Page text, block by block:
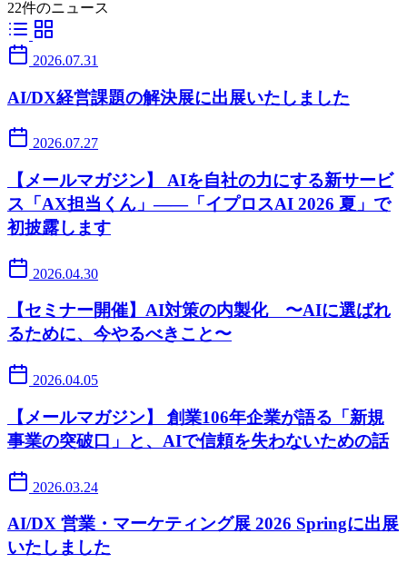
22件のニュース
2026.07.31
AI/DX経営課題の解決展に出展いたしました
2026.07.27
【メールマガジン】 AIを自社の力にする新サービ
ス「AX担当くん」——「イプロスAI 2026 夏」で
初披露します
2026.04.30
【セミナー開催】AI対策の内製化 〜AIに選ばれ
るために、今やるべきこと〜
2026.04.05
【メールマガジン】 創業106年企業が語る「新規
事業の突破口」と、AIで信頼を失わないための話
2026.03.24
AI/DX 営業・マーケティング展 2026 Springに出展
いたしました